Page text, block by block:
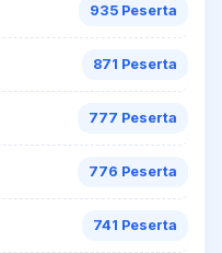
935 Peserta
871 Peserta
777 Peserta
776 Peserta
741 Peserta